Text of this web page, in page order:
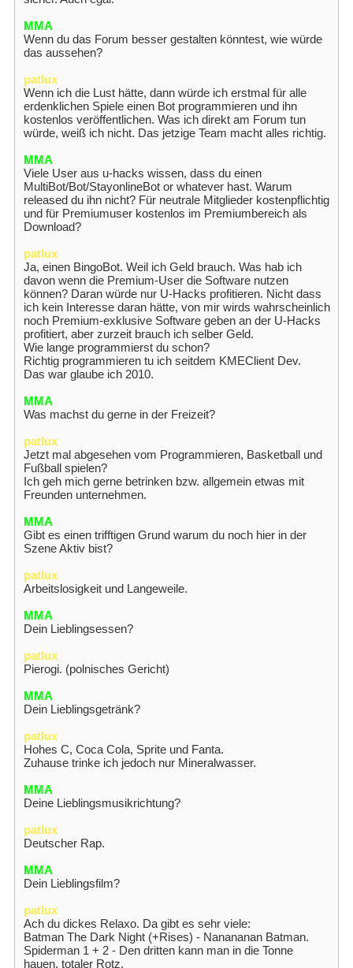
MMA
Wenn du das Forum besser gestalten könntest, wie würde
das aussehen?
patlux
Wenn ich die Lust hätte, dann würde ich erstmal für alle
erdenklichen Spiele einen Bot programmieren und ihn
kostenlos veröffentlichen. Was ich direkt am Forum tun
würde, weiß ich nicht. Das jetzige Team macht alles richtig.
MMA
Viele User aus u-hacks wissen, dass du einen
MultiBot/Bot/StayonlineBot or whatever hast. Warum
released du ihn nicht? Für neutrale Mitglieder kostenpflichtig
und für Premiumuser kostenlos im Premiumbereich als
Download?
patlux
Ja, einen BingoBot. Weil ich Geld brauch. Was hab ich
davon wenn die Premium-User die Software nutzen
können? Daran würde nur U-Hacks profitieren. Nicht dass
ich kein Interesse daran hätte, von mir wirds wahrscheinlich
noch Premium-exklusive Software geben an der U-Hacks
profitiert, aber zurzeit brauch ich selber Geld.
Wie lange programmierst du schon?
Richtig programmieren tu ich seitdem KMEClient Dev.
Das war glaube ich 2010.
MMA
Was machst du gerne in der Freizeit?
patlux
Jetzt mal abgesehen vom Programmieren, Basketball und
Fußball spielen?
Ich geh mich gerne betrinken bzw. allgemein etwas mit
Freunden unternehmen.
MMA
Gibt es einen trifftigen Grund warum du noch hier in der
Szene Aktiv bist?
patlux
Arbeitslosigkeit und Langeweile.
MMA
Dein Lieblingsessen?
patlux
Pierogi. (polnisches Gericht)
MMA
Dein Lieblingsgetränk?
patlux
Hohes C, Coca Cola, Sprite und Fanta.
Zuhause trinke ich jedoch nur Mineralwasser.
MMA
Deine Lieblingsmusikrichtung?
patlux
Deutscher Rap.
MMA
Dein Lieblingsfilm?
patlux
Ach du dickes Relaxo. Da gibt es sehr viele:
Batman The Dark Night (+Rises) - Nanananan Batman.
Spiderman 1 + 2 - Den dritten kann man in die Tonne
hauen, totaler Rotz.